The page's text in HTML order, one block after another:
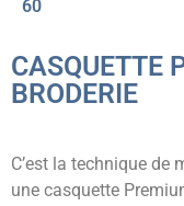
60
CASQUETTE
BRODERIE
C’est la technique de
une casquette